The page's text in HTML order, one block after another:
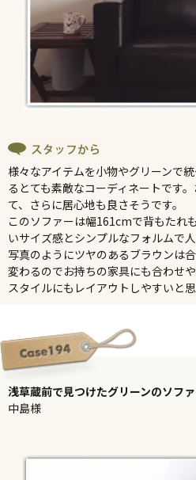
様々なアイテムを小物やグリーンで
るとても素敵なコーディネートです
て、さらに居心地も良さそうです。
このソファーは幅161cmで背もたれ
いサイズ感とシンプルなフォルムで
写真のようにツヤのあるブラウンは
変わるのでお持ちの家具にも合わせ
スタイルにもレイアウトしやすいと
浅草蔵前で見つけたグリーンのソフ
中島様